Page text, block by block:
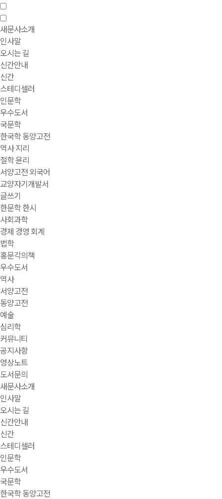
새문사소개
인사말
오시는 길
신간안내
신간
스테디셀러
인문학
우수도서
국문학
한국학 동양고전
역사 지리
철학 윤리
서양고전 외국어
교양자기개발서
글쓰기
한문학 한시
사회과학
경제 경영 회계
법학
홍문각의책
우수도서
역사
서양고전
동양고전
예술
심리학
커뮤니티
공지사항
영상노트
도서문의
새문사소개
인사말
오시는 길
신간안내
신간
스테디셀러
인문학
우수도서
국문학
한국학 동양고전